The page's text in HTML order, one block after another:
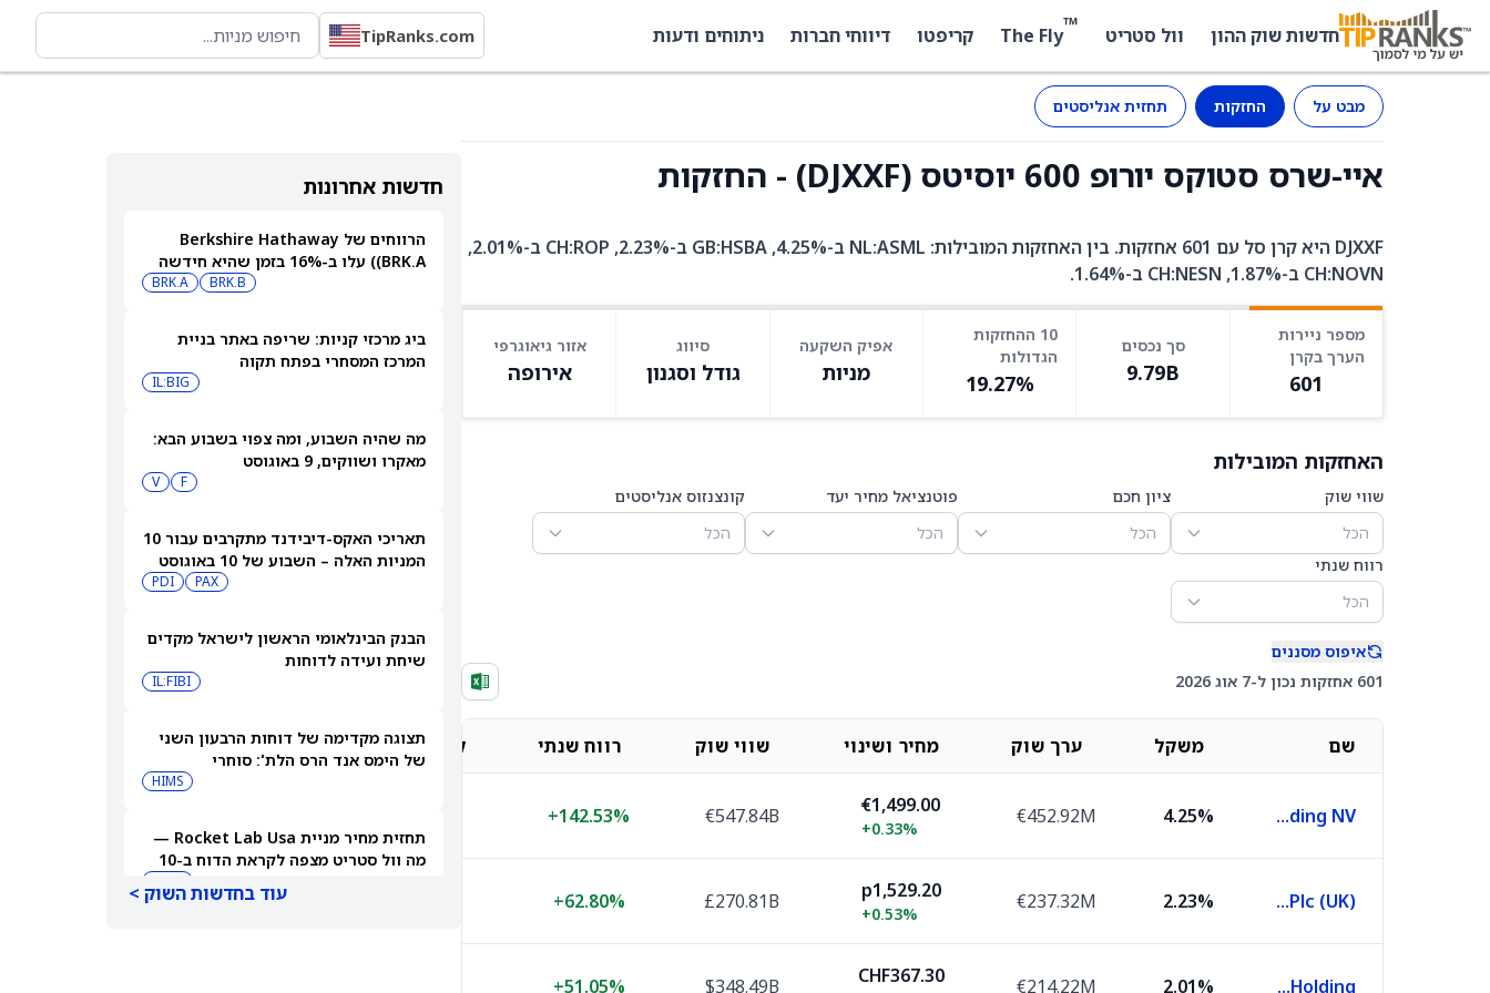
חדשות שוק ההון וול סטריט ™
The Fly קריפטו דיווחי חברות ניתוחים ודעות TipRanks.com
מבט על החזקות תחזית אנליסטים
איי-שרס סטוקס יורופ 600 יוסיטס (DJXXF) - החזקות
DJXXF היא קרן סל עם 601 אחזקות. בין האחזקות המובילות: NL:ASML ב-4.25%, GB:HSBA ב-2.23%, CH:ROP ב-2.01%,
CH:NOVN ב-1.87%, CH:NESN ב-1.64%.
מספר ניירות
הערך בקרן
601
סך נכסים
9.79B
10 ההחזקות
הגדולות
19.27%
אפיק השקעה
מניות
סיווג
גודל וסגנון
אזור גיאוגרפי
אירופה
האחזקות המובילות
שווי שוק
הכל
ציון חכם
הכל
פוטנציאל מחיר יעד
הכל
קונצנזוס אנליסטים
הכל
רווח שנתי
הכל
איפוס מסננים
601 אחזקות נכון ל-7 אוג 2026
שם משקל ערך שוק מחיר ושינוי שווי שוק רווח שנתי קונצנזוס אנליסטים מחיר יעד אנליסטים
ASML Holding NV
4.25%
€452.92M
€1,499.00
+0.33%
€547.84B
+142.53%
Hsbc Holdings Plc (UK)
2.23%
€237.32M
p1,529.20
+0.53%
£270.81B
+62.80%
1,585.72 p
Roche Holding
2.01%
€214.22M
CHF367.30
$348.49B
+51.05%
חדשות אחרונות
הרווחים של Berkshire Hathaway
(BRK.A) עלו ב-16% בזמן שהיא חידשה
רכישות עצמיות בהיקף של 4.5 מיליארדBRK.B
BRK.A
ביג מרכזי קניות: שריפה באתר בניית
המרכז המסחרי בפתח תקוה
IL:BIG
מה שהיה השבוע, ומה צפוי בשבוע הבא:
מאקרו ושווקים, 9 באוגוסט
F
V
תאריכי האקס-דיבידנד מתקרבים עבור 10
המניות האלה – השבוע של 10 באוגוסט
PAX
PDI
הבנק הבינלאומי הראשון לישראל מקדים
שיחת ועידה לדוחות
IL:FIBI
תצוגה מקדימה של דוחות הרבעון השני
של הימס אנד הרס הלת': סוחרי
האופציות נערכים לתנועה של 14.5%HIMS
תחזית מחיר מניית Rocket Lab Usa —
מה וול סטריט מצפה לקראת הדוח ב-10
עוד בחדשות השוק >